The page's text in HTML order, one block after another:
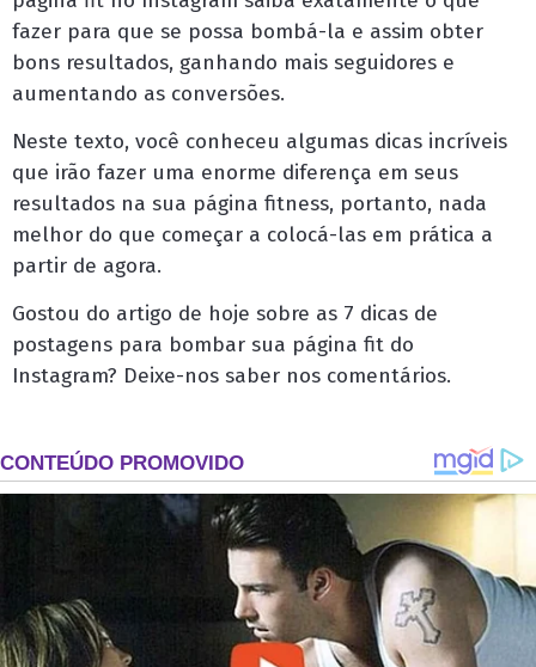
fazer para que se possa bombá-la e assim obter
bons resultados, ganhando mais seguidores e
aumentando as conversões.
Neste texto, você conheceu algumas dicas incríveis
que irão fazer uma enorme diferença em seus
resultados na sua página fitness, portanto, nada
melhor do que começar a colocá-las em prática a
partir de agora.
Gostou do artigo de hoje sobre as 7 dicas de
postagens para bombar sua página fit do
Instagram? Deixe-nos saber nos comentários.